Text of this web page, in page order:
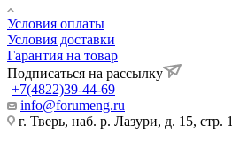
Условия оплаты
Условия доставки
Гарантия на товар
Подписаться на рассылку
+7(4822)39-44-69
info@forumeng.ru
г. Тверь, наб. р. Лазури, д. 15, стр. 1